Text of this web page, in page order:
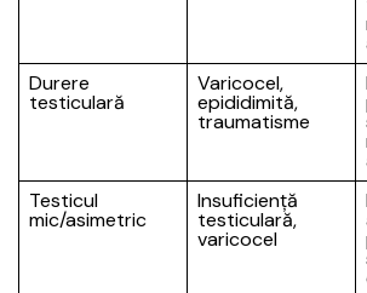
Durere
testiculară
Varicocel,
epididimită,
traumatisme
Testicul
mic/asimetric
Insuficiență
testiculară,
varicocel